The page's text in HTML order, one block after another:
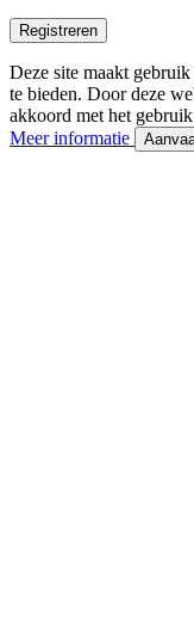
Registreren
Deze site maakt
te bieden. Door deze
akkoord met het
Meer informatie